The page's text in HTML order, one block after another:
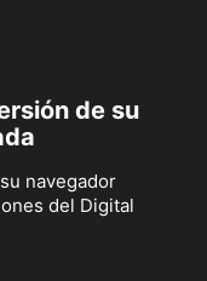
de su
navegador
del Digital